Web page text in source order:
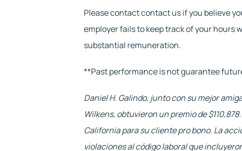
Please contact contact us if you believe
employer fails to keep track of your hours
substantial remuneration.
**Past performance is not guarantee
Daniel H. Galindo, junto con su mejor
Wilkens, obtuvieron un premio de
California para su cliente pro bono. La
violaciones al código laboral que